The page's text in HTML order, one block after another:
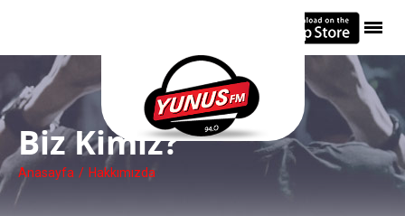
Biz Kimiz?
Anasayfa / Hakkımızda
Anasayfa